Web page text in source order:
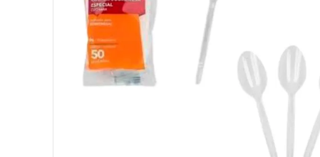
grampeador
marca texto